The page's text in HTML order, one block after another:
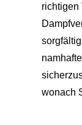
richtigen
wonach